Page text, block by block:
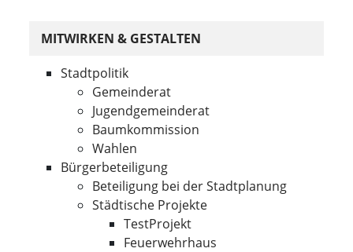
MITWIRKEN & GESTALTEN
Stadtpolitik
Gemeinderat
Jugendgemeinderat
Baumkommission
Wahlen
Bürgerbeteiligung
Beteiligung bei der Stadtplanung
Städtische Projekte
TestProjekt
Feuerwehrhaus